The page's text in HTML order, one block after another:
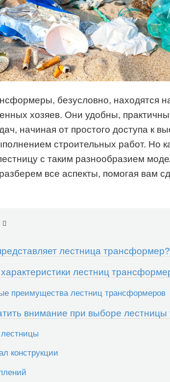
безусловно, находятся
хозяев. Они удобны,
начиная от простого доступа к
строительных работ. Но
с таким разнообразием
все аспекты, помогая вам
лестница трансформер?
лестниц
преимущества лестниц трансформеров
внимание при выборе
конструкции